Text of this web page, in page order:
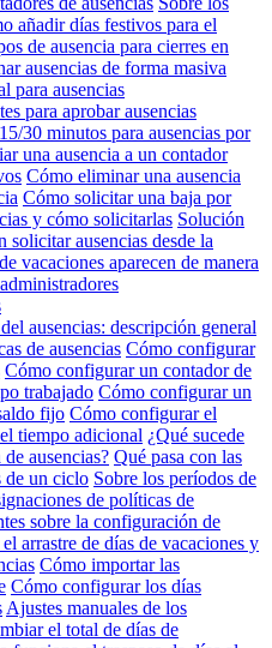
añadir días festivos para el
de ausencia para cierres en
ausencias de forma masiva
para ausencias
para aprobar ausencias
30 minutos para ausencias por
una ausencia a un contador
Cómo eliminar una ausencia
Cómo solicitar una baja por
y cómo solicitarlas Solución
solicitar ausencias desde la
vacaciones aparecen de manera
ausencias: descripción general
de ausencias Cómo configurar
Cómo configurar un contador de
trabajado Cómo configurar un
fijo Cómo configurar el
tiempo adicional ¿Qué sucede
ausencias? Qué pasa con las
de un ciclo Sobre los períodos de
de políticas de
sobre la configuración de
arrastre de días de vacaciones y
Cómo importar las
Cómo configurar los días
Ajustes manuales de los
el total de días de